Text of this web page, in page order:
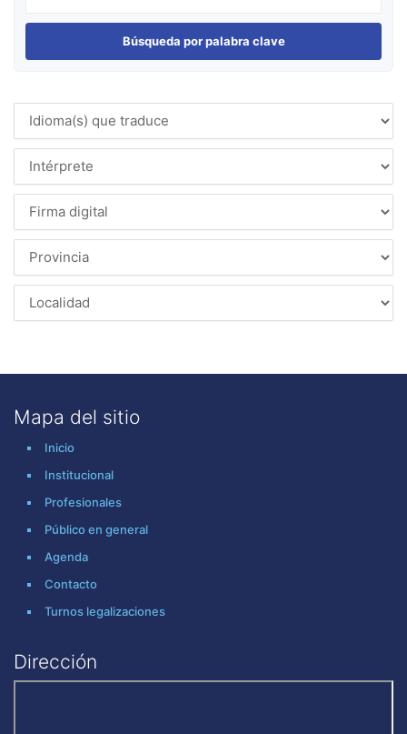
Mapa del sitio
Inicio
Institucional
Profesionales
Público en general
Agenda
Contacto
Turnos legalizaciones
Dirección